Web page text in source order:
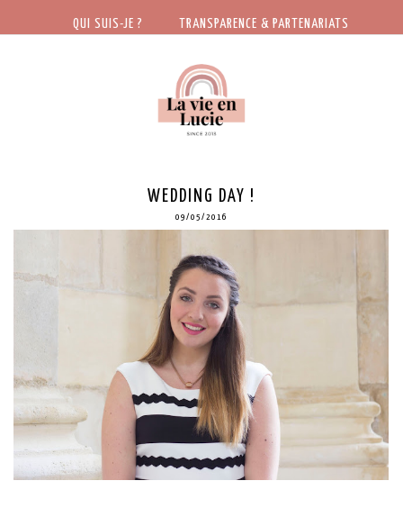
WEDDING DAY !
09/05/2016
QUI SUIS-JE ? TRANSPARENCE & PARTENARIATS